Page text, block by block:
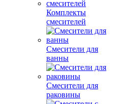
Комплекты
смесителей
Смесители для
ванны
Смесители для
раковины